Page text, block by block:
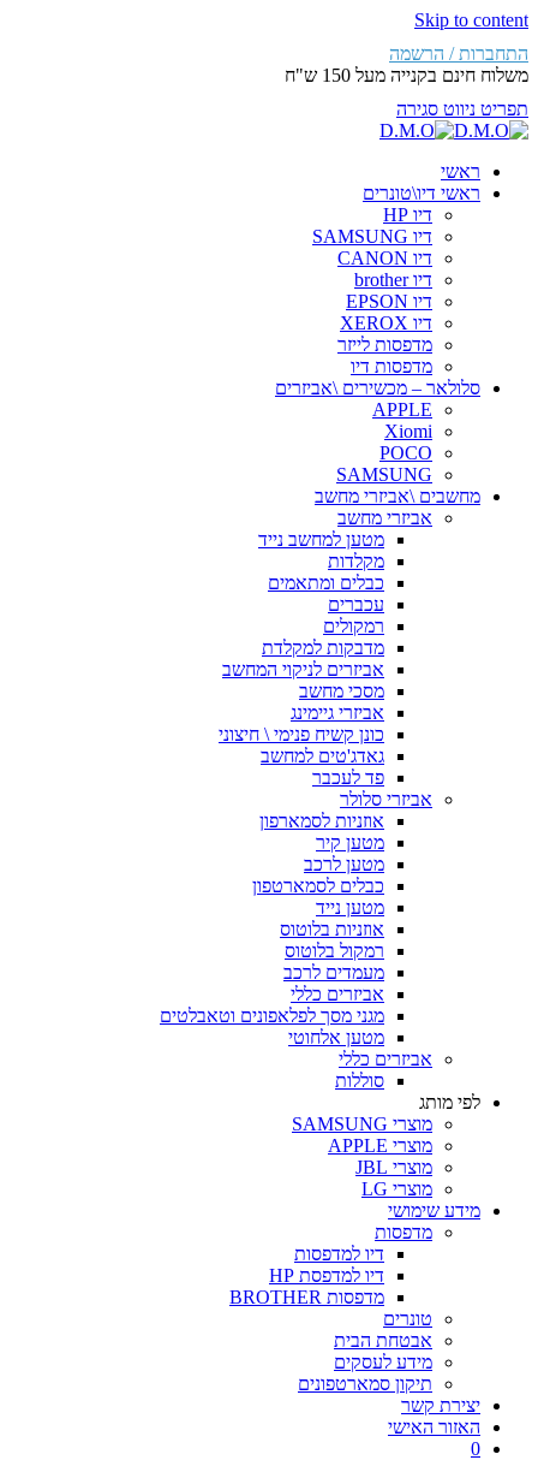
Skip to content
התחברות / הרשמה
משלוח חינם בקנייה מעל 150 ש"ח
תפריט ניווט סגירה
ראשי
ראשי דיו\טונרים
דיו HP
דיו SAMSUNG
דיו CANON
דיו brother
דיו EPSON
דיו XEROX
מדפסות לייזר
מדפסות דיו
סלולאר – מכשירים \אביזרים
APPLE
Xiomi
POCO
SAMSUNG
מחשבים \אביזרי מחשב
אביזרי מחשב
מטען למחשב נייד
מקלדות
כבלים ומתאמים
עכברים
רמקולים
מדבקות למקלדת
אביזרים לניקוי המחשב
מסכי מחשב
אביזרי גיימינג
כונן קשיח פנימי \ חיצוני
גאדג'טים למחשב
פד לעכבר
אביזרי סלולר
אוזניות לסמארפון
מטען קיר
מטען לרכב
כבלים לסמארטפון
מטען נייד
אוזניות בלוטוס
רמקול בלוטוס
מעמדים לרכב
אביזרים כללי
מגני מסך לפלאפונים וטאבלטים
מטען אלחוטי
אביזרים כללי
סוללות
לפי מותג
מוצרי SAMSUNG
מוצרי APPLE
מוצרי JBL
מוצרי LG
מידע שימושי
מדפסות
דיו למדפסות
דיו למדפסת HP
מדפסות BROTHER
טונרים
אבטחת הבית
מידע לעסקים
תיקון סמארטפונים
יצירת קשר
האזור האישי
0